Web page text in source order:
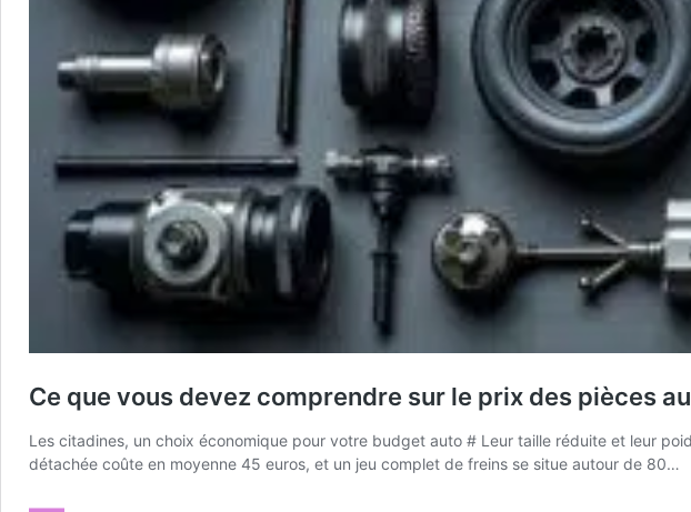
Ce que vous devez comprendre sur le prix des pièces
Les citadines, un choix économique pour votre budget auto # Leur taille réduite et leur
détachée coûte en moyenne 45 euros, et un jeu complet de freins se situe autour de 80…